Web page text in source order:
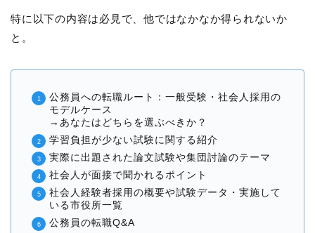
特に以下の内容は必見で、他ではなかなか得られないか
と。
公務員への転職ルート：一般受験・社会人採用の
モデルケース
→あなたはどちらを選ぶべきか？
学習負担が少ない試験に関する紹介
実際に出題された論文試験や集団討論のテーマ
社会人が面接で聞かれるポイント
社会人経験者採用の概要や試験データ・実施して
いる市役所一覧
公務員の転職Q&A